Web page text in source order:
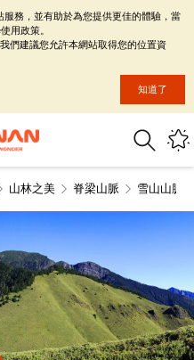
山林之美 脊梁山脈 雪山山脈
務，並有助於為您提供更佳的體驗，當
用政策。
們建議您允許本網站取得您的位置資
知道了